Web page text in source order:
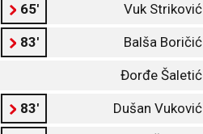
65' Vuk Striković
83' Balša Boričić
Đorđe Šaletić
83' Dušan Vuković